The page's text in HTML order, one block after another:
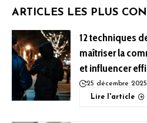
ARTICLES LES PLUS
12 techniques
maîtriser la
et influencer
25 décembre 2025
Lire l'article